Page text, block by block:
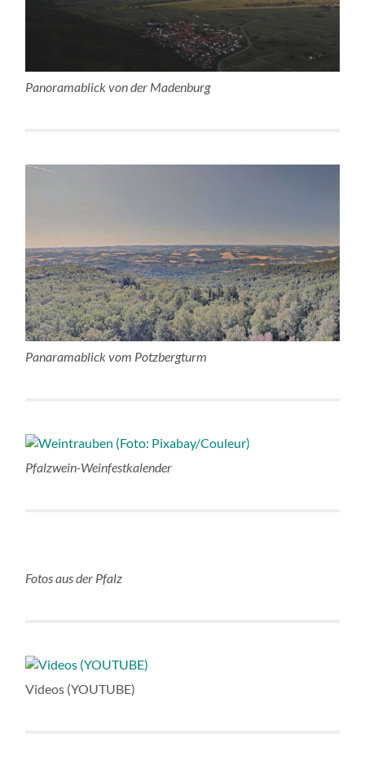
Panoramablick von der Madenburg
Panaramablick vom Potzbergturm
Pfalzwein-Weinfestkalender
Fotos aus der Pfalz
Videos (YOUTUBE)